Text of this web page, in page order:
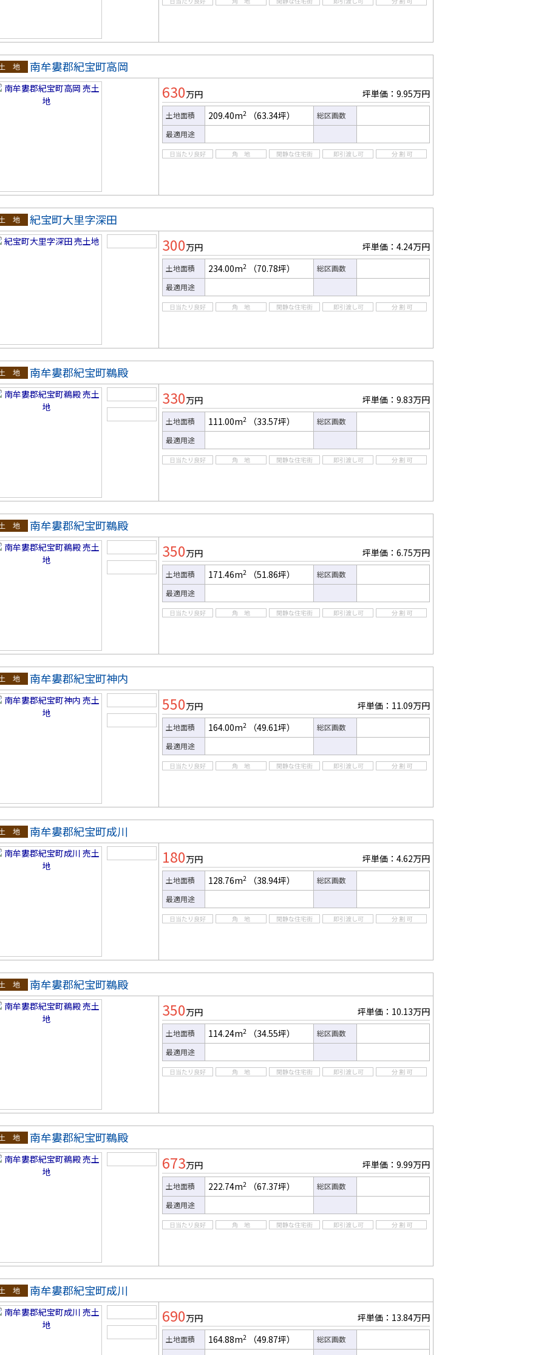
地
南牟婁郡紀宝町高岡
630万円 坪単価：9.95万円
土地面積 209.40m2 （63.34坪）
総区画数
最適用途
地
紀宝町大里字深田
300万円 坪単価：4.24万円
土地面積 234.00m2 （70.78坪）
総区画数
最適用途
地
南牟婁郡紀宝町鵜殿
330万円 坪単価：9.83万円
土地面積 111.00m2 （33.57坪）
総区画数
最適用途
地
南牟婁郡紀宝町鵜殿
350万円 坪単価：6.75万円
土地面積 171.46m2 （51.86坪）
総区画数
最適用途
地
南牟婁郡紀宝町神内
550万円 坪単価：11.09万円
土地面積 164.00m2 （49.61坪）
総区画数
最適用途
地
南牟婁郡紀宝町成川
180万円 坪単価：4.62万円
土地面積 128.76m2 （38.94坪）
総区画数
最適用途
地
南牟婁郡紀宝町鵜殿
350万円 坪単価：10.13万円
土地面積 114.24m2 （34.55坪）
総区画数
最適用途
地
南牟婁郡紀宝町鵜殿
673万円 坪単価：9.99万円
土地面積 222.74m2 （67.37坪）
総区画数
最適用途
地
南牟婁郡紀宝町成川
690万円 坪単価：13.84万円
土地面積 164.88m2 （49.87坪）
総区画数